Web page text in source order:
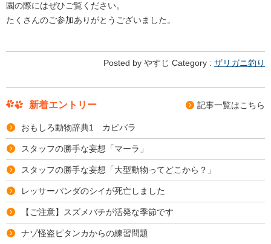
園の際にはぜひご覧ください。
たくさんのご参加ありがとうございました。
Posted by やすじ Category : ザリガニ釣り
新着エントリー 記事⼀覧はこちら
おもしろ動物辞典1 カピバラ
スタッフの勝手な妄想「マーラ」
スタッフの勝手な妄想「大型動物ってどこから？」
レッサーパンダのシイが死亡しました
【ご注意】スズメバチが活発な季節です
ナゾ怪盗ピタンカからの練習問題